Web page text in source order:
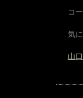
コ
気
山